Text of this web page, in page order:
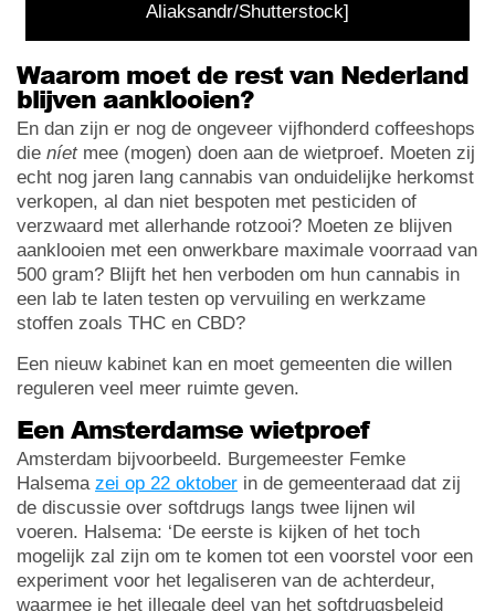
Aliaksandr/Shutterstock]
Waarom moet de rest van Nederland
blijven aanklooien?
En dan zijn er nog de ongeveer vijfhonderd coffeeshops
die níetmee (mogen) doen aan de wietproef. Moeten zij
echt nog jaren lang cannabis van onduidelijke herkomst
verkopen, al dan niet bespoten met pesticiden of
verzwaard met allerhande rotzooi? Moeten ze blijven
aanklooien met een onwerkbare maximale voorraad van
500 gram? Blijft het hen verboden om hun cannabis in
een lab te laten testen op vervuiling en werkzame
stoffen zoals THC en CBD?
Een nieuw kabinet kan en moet gemeenten die willen
reguleren veel meer ruimte geven.
Een Amsterdamse wietproef
Amsterdam bijvoorbeeld. Burgemeester Femke
Halsema zei op 22 oktober in de gemeenteraad dat zij
de discussie over softdrugs langs twee lijnen wil
voeren. Halsema: ‘De eerste is kijken of het toch
mogelijk zal zijn om te komen tot een voorstel voor een
experiment voor het legaliseren van de achterdeur,
waarmee je het illegale deel van het softdrugsbeleid